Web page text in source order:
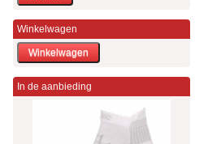
Winkelwagen
In de aanbieding